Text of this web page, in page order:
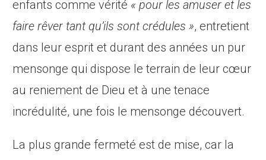
enfants comme vérité « pour les amuser et les
faire rêver tant qu’ils sont crédules », entretient
dans leur esprit et durant des années un pur
mensonge qui dispose le terrain de leur cœur
au reniement de Dieu et à une tenace
incrédulité, une fois le mensonge découvert.
La plus grande fermeté est de mise, car la